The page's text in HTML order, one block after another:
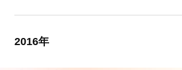
2016年